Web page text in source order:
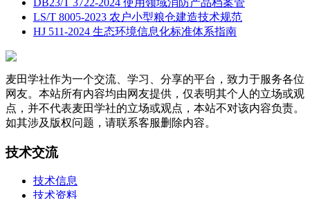
LS/T 8005-2023 农户小型粮仓建造技术规范
HJ 511-2024 生态环境信息化标准体系指南
麦田学社作为一个交流、学习、分享的平台，致力于服务各位
网友。本站所有内容均由网友提供，仅表明其个人的立场或观
点，并不代表麦田学社的立场或观点，本站不对该内容负责。
如其涉及版权问题，请联系客服删除内容。
技术交流
技术信息
技术资料